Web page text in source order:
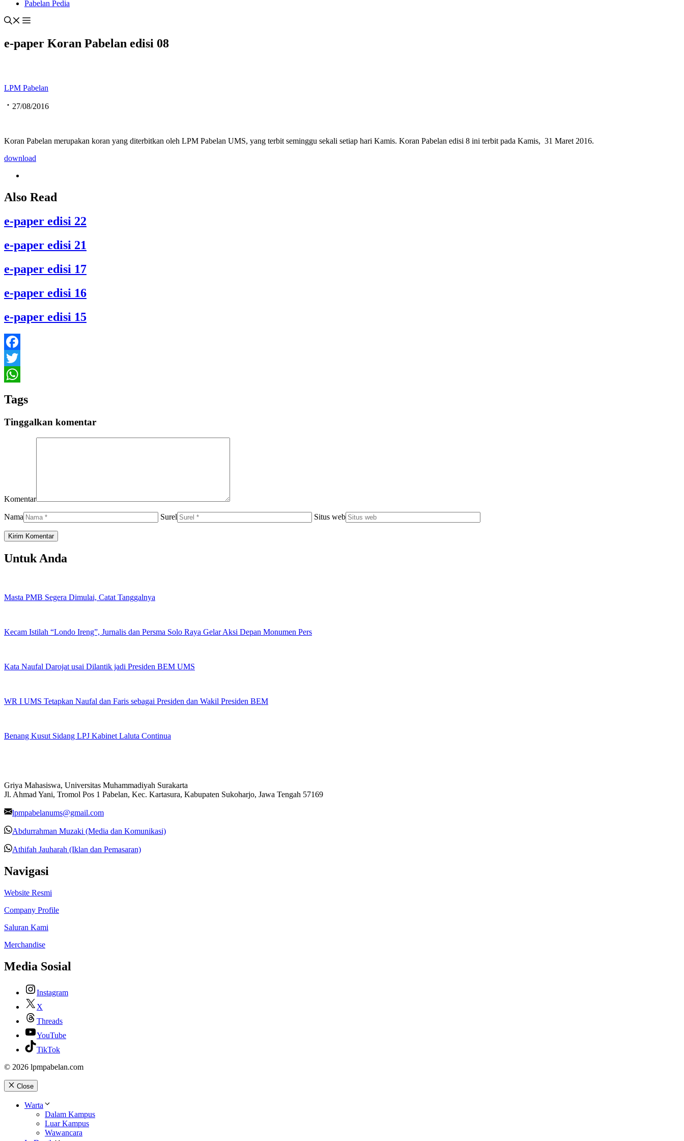
Pabelan Pedia
e-paper Koran Pabelan edisi 08
LPM Pabelan
27/08/2016
Koran Pabelan merupakan koran yang diterbitkan oleh LPM Pabelan UMS, yang terbit seminggu sekali setiap hari Kamis. Koran Pabelan edisi 8 ini terbit pada Kamis, 31 Maret 2016.
download
Also Read
e-paper edisi 22
e-paper edisi 21
e-paper edisi 17
e-paper edisi 16
e-paper edisi 15
Facebook
Twitter
Tags
Tinggalkan komentar
Komentar
Nama Surel Situs web
Untuk Anda
Masta PMB Segera Dimulai, Catat Tanggalnya
Kecam Istilah “Londo Ireng”, Jurnalis dan Persma Solo Raya Gelar Aksi Depan Monumen Pers
Kata Naufal Darojat usai Dilantik jadi Presiden BEM UMS
WR I UMS Tetapkan Naufal dan Faris sebagai Presiden dan Wakil Presiden BEM
Benang Kusut Sidang LPJ Kabinet Laluta Continua
Griya Mahasiswa, Universitas Muhammadiyah Surakarta
Jl. Ahmad Yani, Tromol Pos 1 Pabelan, Kec. Kartasura, Kabupaten Sukoharjo, Jawa Tengah 57169
lpmpabelanums@gmail.com
Abdurrahman Muzaki (Media dan Komunikasi)
Athifah Jauharah (Iklan dan Pemasaran)
Navigasi
Website Resmi
Company Profile
Saluran Kami
Merchandise
Media Sosial
Instagram
X
Threads
YouTube
TikTok
© 2026 lpmpabelan.com
Close
Warta
Dalam Kampus
Luar Kampus
Wawancara